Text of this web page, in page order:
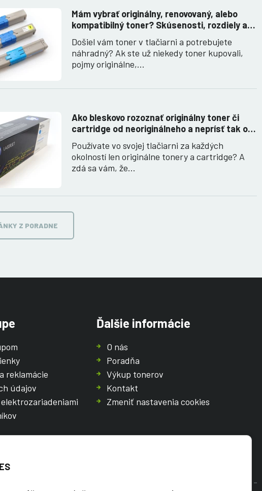
Mám vybrať originálny, renovovaný, alebo
kompatibilný toner? Skúsenosti, rozdiely a
ako ich využiť.
Došiel vám toner v tlačiarni a potrebujete
náhradný? Ak ste už niekedy toner kupovali,
pojmy originálne,…
Ako bleskovo rozoznať originálny toner či
cartridge od neoriginálneho a neprísť tak o
peniaze
Používate vo svojej tlačiarni za každých
okolností len originálne tonery a cartridge? A
zdá sa vám, že…
Z PORADNE
reklamácie
údajov
Ďalšie informácie
O nás
Poradňa
Výkup tonerov
Kontakt
Zmeniť nastavenia cookies